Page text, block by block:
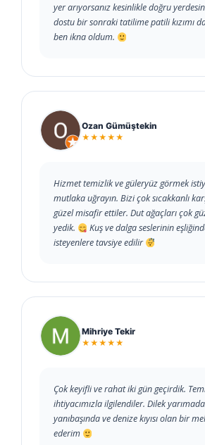
yer arıyorsanız kesinlikle doğru
dostu bir sonraki tatilime patili kızımı
ben ikna oldum.
Ozan Gümüştekin
★★★★★
Hizmet temizlik ve güleryüz görmek
mutlaka uğrayın. Bizi çok sıcakkanlı
güzel misafir ettiler. Dut ağaçları çok
yedik.
Kuş ve dalga seslerinin
isteyenlere tavsiye edilir
Mihriye Tekir
★★★★★
Çok keyifli ve rahat iki gün geçirdik.
ihtiyacımızla ilgilendiler. Dilek
yanıbaşında ve denize kıyısı olan bir
ederim